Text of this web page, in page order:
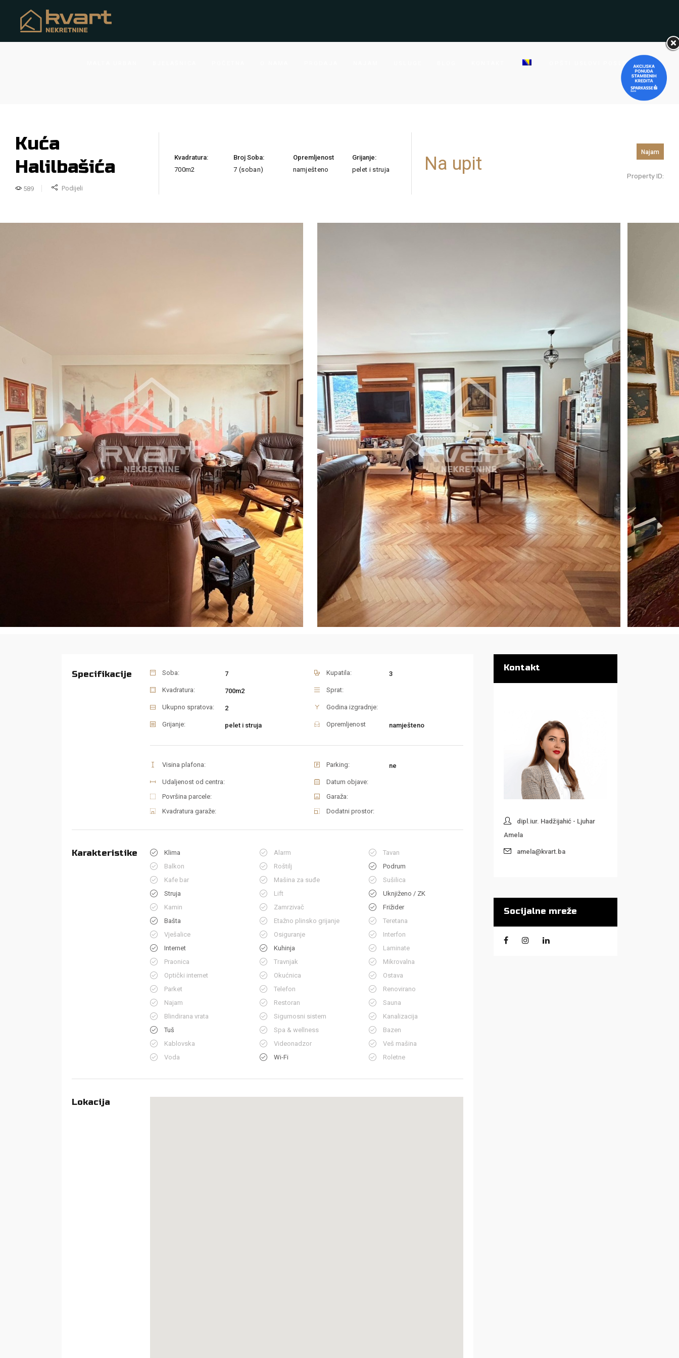
OPŠTI USLOVI POSLOVANJA
Kuća
Halilbašića
589 Podijeli
Kvadratura:
700m2
Broj Soba:
7 (soban)
Opremljenost
namješteno
Grijanje:
pelet i struja
Na upit
Najam
Property ID:
Specifikacije Soba: 7 Kupatila: 3
Kvadratura: 700m2 Sprat:
Ukupno spratova: 2 Godina izgradnje:
Grijanje: pelet i struja Opremljenost namješteno
Visina plafona: Parking: ne
Udaljenost od centra:
Datum objave:
Površina parcele:
Garaža:
Kvadratura garaže:
Dodatni prostor:
Karakteristike Klima Alarm
Tavan
Balkon
Roštilj
Podrum
Kafe bar
Mašina za suđe
Sušilica
Struja
Lift
Uknjiženo / ZK
Kamin
Zamrzivač
Frižider
Bašta
Etažno plinsko grijanje
Teretana
Vješalice
Osiguranje
Interfon
Internet
Kuhinja
Laminate
Praonica
Travnjak
Mikrovalna
Optički internet
Okućnica
Ostava
Parket
Telefon
Renovirano
Najam
Restoran
Sauna
Blindirana vrata
Sigurnosni sistem
Kanalizacija
Tuš
Spa & wellness
Bazen
Kablovska
Videonadzor
Veš mašina
Voda
Wi-Fi Roletne
Lokacija
Kontakt
dipl.iur. Hadžijahić - Ljuhar
Amela
amela@kvart.ba
Socijalne mreže